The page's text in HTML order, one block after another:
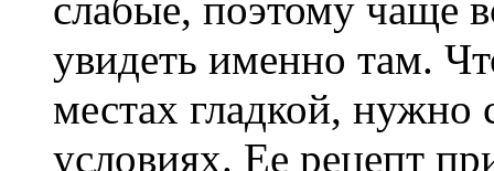
увидеть именно там.
местах гладкой, нужно
условиях. Ее рецепт